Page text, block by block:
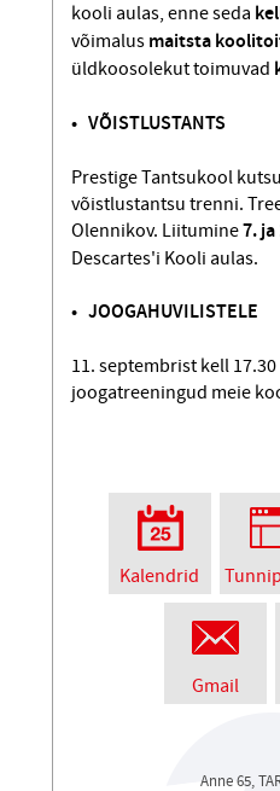
kooli aulas, enne seda
võimalus maitsta
üldkoosolekut toimuvad
• VÕISTLUSTANTS
Prestige Tantsukool
võistlustantsu trenni.
Olennikov. Liitumine7. ja
Descartes'i Kooli aulas.
• JOOGAHUVILISTELE
11. septembrist kell 17.30
joogatreeningud meie
Kalendrid
Gmail
Anne 65,